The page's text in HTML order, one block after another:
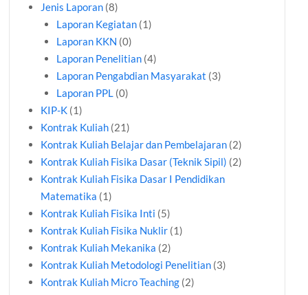
Jenis Laporan (8)
Laporan Kegiatan(1)
Laporan KKN (0)
Laporan Penelitian(4)
Laporan Pengabdian Masyarakat (3)
Laporan PPL(0)
KIP-K (1)
Kontrak Kuliah (21)
Kontrak Kuliah Belajar dan Pembelajaran (2)
Kontrak Kuliah Fisika Dasar (Teknik Sipil) (2)
Kontrak Kuliah Fisika Dasar I Pendidikan
Matematika (1)
Kontrak Kuliah Fisika Inti (5)
Kontrak Kuliah Fisika Nuklir (1)
Kontrak Kuliah Mekanika (2)
Kontrak Kuliah Metodologi Penelitian (3)
Kontrak Kuliah Micro Teaching (2)